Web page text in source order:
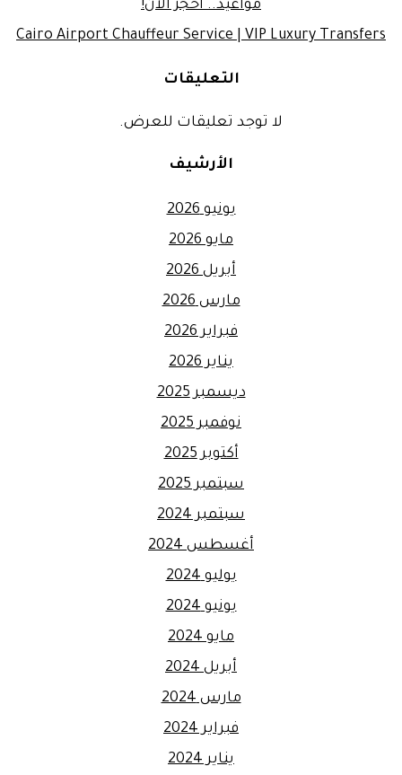
مواعيد.. احجز الآن!
Cairo Airport Chauffeur Service | VIP Luxury Transfers
التعليقات
لا توجد تعليقات للعرض.
الأرشيف
يونيو 2026
مايو 2026
أبريل 2026
مارس 2026
فبراير 2026
يناير 2026
ديسمبر 2025
نوفمبر 2025
أكتوبر 2025
سبتمبر 2025
سبتمبر 2024
أغسطس 2024
يوليو 2024
يونيو 2024
مايو 2024
أبريل 2024
مارس 2024
فبراير 2024
يناير 2024